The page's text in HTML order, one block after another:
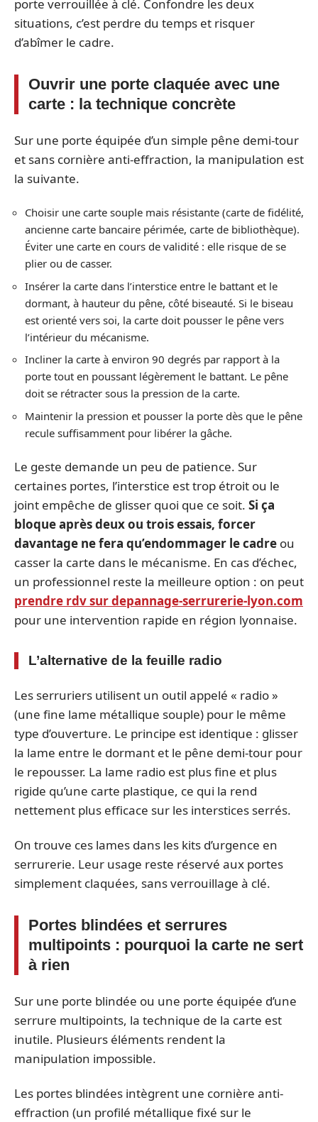
porte verrouillée à clé. Confondre les deux
situations, c’est perdre du temps et risquer
d’abîmer le cadre.
Ouvrir une porte claquée avec une
carte : la technique concrète
Sur une porte équipée d’un simple pêne demi-tour
et sans cornière anti-effraction, la manipulation est
la suivante.
Choisir une carte souple mais résistante (carte de fidélité,
ancienne carte bancaire périmée, carte de bibliothèque).
Éviter une carte en cours de validité : elle risque de se
plier ou de casser.
Insérer la carte dans l’interstice entre le battant et le
dormant, à hauteur du pêne, côté biseauté. Si le biseau
est orienté vers soi, la carte doit pousser le pêne vers
l’intérieur du mécanisme.
Incliner la carte à environ 90 degrés par rapport à la
porte tout en poussant légèrement le battant. Le pêne
doit se rétracter sous la pression de la carte.
Maintenir la pression et pousser la porte dès que le pêne
recule suffisamment pour libérer la gâche.
Le geste demande un peu de patience. Sur
certaines portes, l’interstice est trop étroit ou le
joint empêche de glisser quoi que ce soit. Si ça
bloque après deux ou trois essais, forcer
davantage ne fera qu’endommager le cadre ou
casser la carte dans le mécanisme. En cas d’échec,
un professionnel reste la meilleure option : on peut
prendre rdv sur depannage-serrurerie-lyon.com
pour une intervention rapide en région lyonnaise.
L’alternative de la feuille radio
Les serruriers utilisent un outil appelé « radio »
(une fine lame métallique souple) pour le même
type d’ouverture. Le principe est identique : glisser
la lame entre le dormant et le pêne demi-tour pour
le repousser. La lame radio est plus fine et plus
rigide qu’une carte plastique, ce qui la rend
nettement plus efficace sur les interstices serrés.
On trouve ces lames dans les kits d’urgence en
serrurerie. Leur usage reste réservé aux portes
simplement claquées, sans verrouillage à clé.
Portes blindées et serrures
multipoints : pourquoi la carte ne sert
à rien
Sur une porte blindée ou une porte équipée d’une
serrure multipoints, la technique de la carte est
inutile. Plusieurs éléments rendent la
manipulation impossible.
Les portes blindées intègrent une cornière anti-
effraction (un profilé métallique fixé sur le